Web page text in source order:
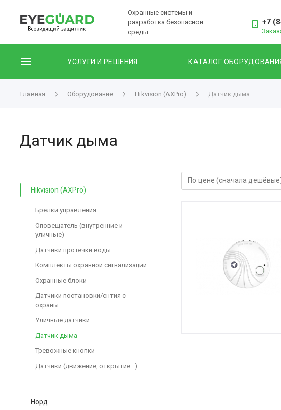
Охранные системы и
разработка безопасной
среды
+7
УСЛУГИ И РЕШЕНИЯ КАТАЛОГ
Главная Оборудование Hikvision (AXPro) Датчик дыма
Датчик дыма
Hikvision (AXPro)
Брелки управления
Оповещатель (внутренние и
уличные)
Датчики протечки воды
Комплекты охранной сигнализации
Охранные блоки
Датчики постановки/снтия с
охраны
Уличные датчики
Датчик дыма
Тревожные кнопки
Датчики (движение, открытие...)
Норд